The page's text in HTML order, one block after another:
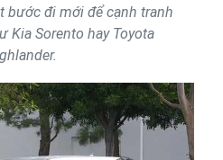
bước đi mới để cạnh tranh
Kia Sorento hay Toyota